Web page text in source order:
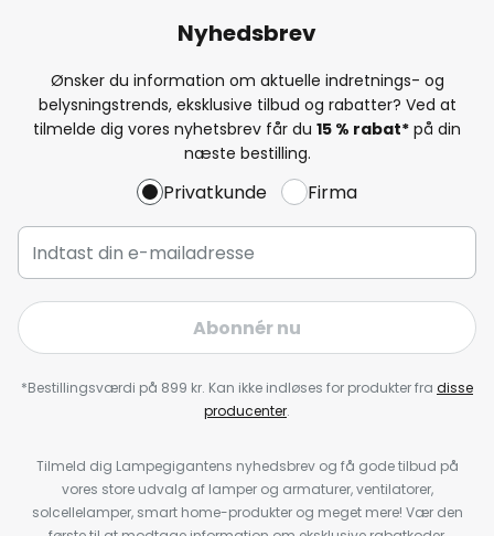
Nyhedsbrev
Ønsker du information om aktuelle indretnings- og
belysningstrends, eksklusive tilbud og rabatter? Ved at
tilmelde dig vores nyhetsbrev får du 15 % rabat* på din
næste bestilling.
Privatkunde Firma
Abonnér nu
*Bestillingsværdi på 899 kr. Kan ikke indløses for produkter fra disse
producenter.
Tilmeld dig Lampegigantens nyhedsbrev og få gode tilbud på
vores store udvalg af lamper og armaturer, ventilatorer,
solcellelamper, smart home-produkter og meget mere! Vær den